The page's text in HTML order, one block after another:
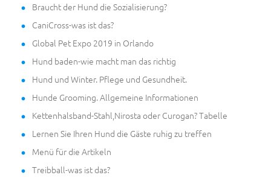
Braucht der Hund die Sozialisierung?
CaniCross-was ist das?
Global Pet Expo 2019 in Orlando
Hund baden-wie macht man das richtig
Hund und Winter. Pflege und Gesundheit.
Hunde Grooming. Allgemeine Informationen
Kettenhalsband-Stahl,Nirosta oder Curogan? Tabelle
Lernen Sie Ihren Hund die Gäste ruhig zu treffen
Menü für die Artikeln
Treibball-was ist das?